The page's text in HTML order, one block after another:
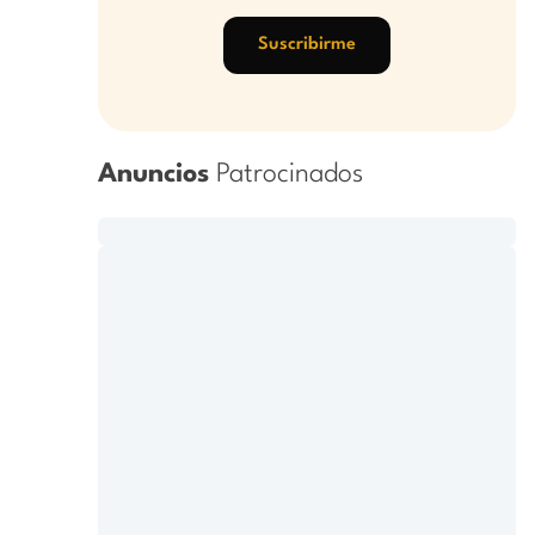
Suscribirme
Anuncios Patrocinados